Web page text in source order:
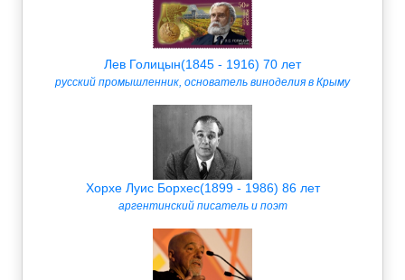
Лев Голицын(1845 - 1916) 70 лет
русский промышленник, основатель виноделия в Крыму
Хорхе Луис Борхес(1899 - 1986) 86 лет
аргентинский писатель и поэт